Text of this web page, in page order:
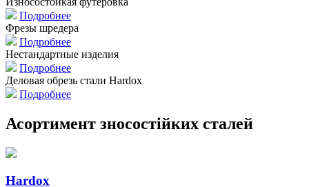
Подробнее
Фрезы шредера
Подробнее
Нестандартные изделия
Подробнее
Деловая обрезь стали Hardox
Подробнее
Асортимент зносостійких сталей
Hardox